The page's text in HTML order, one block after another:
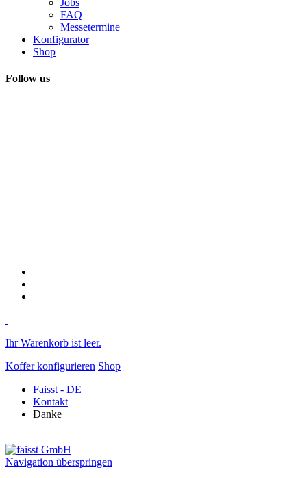
Jobs
FAQ
Messetermine
Konfigurator
Shop
Follow us
Ihr Warenkorb ist leer.
Koffer konfigurieren Shop
Faisst - DE
Kontakt
Danke
Navigation überspringen